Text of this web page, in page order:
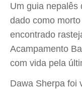
Um guia nepalês
dado como
encontrado
Acampamento
com vida pela
Dawa Sherpa foi